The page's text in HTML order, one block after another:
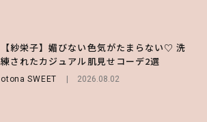
【紗栄子】媚びない色気がたまらない♡ 洗
練されたカジュアル肌見せコーデ2選
otona SWEET 2026.08.02
【森香澄】理想のスタイルはどう作る？体型
キープの秘訣や夏の過ごし方など独占インタ
ビュー！
ENTERTAINMENT
【付録】総柄ハローキティが可愛すぎ♡ 紀
ノ国屋コラボの“優秀保冷バッグ”は夏の強
い味方！【オトナミューズ9月号増刊】
2026.07.12